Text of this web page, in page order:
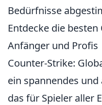
Bedürfnisse
Entdecke die besten
Anfänger und Profis
Counter-Strike:
ein spannendes
das für Spieler aller